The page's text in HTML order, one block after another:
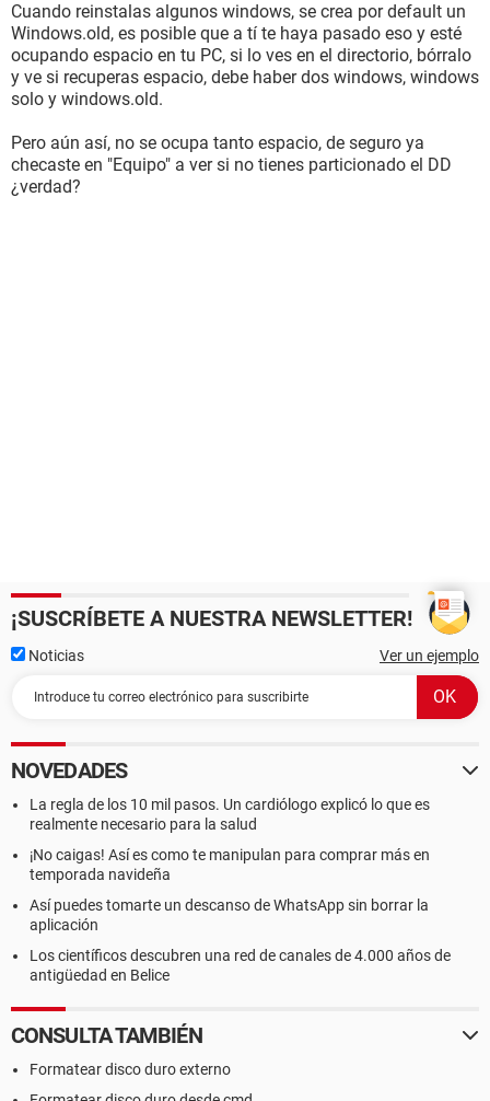
Cuando reinstalas algunos windows, se crea por default un
Windows.old, es posible que a tí te haya pasado eso y esté
ocupando espacio en tu PC, si lo ves en el directorio, bórralo
y ve si recuperas espacio, debe haber dos windows, windows
solo y windows.old.
Pero aún así, no se ocupa tanto espacio, de seguro ya
checaste en "Equipo" a ver si no tienes particionado el DD
¿verdad?
¡SUSCRÍBETE A NUESTRA NEWSLETTER!
Noticias Ver un ejemplo
NOVEDADES
La regla de los 10 mil pasos. Un cardiólogo explicó lo que es
realmente necesario para la salud
¡No caigas! Así es como te manipulan para comprar más en
temporada navideña
Así puedes tomarte un descanso de WhatsApp sin borrar la
aplicación
Los científicos descubren una red de canales de 4.000 años de
antigüedad en Belice
CONSULTA TAMBIÉN
Formatear disco duro externo